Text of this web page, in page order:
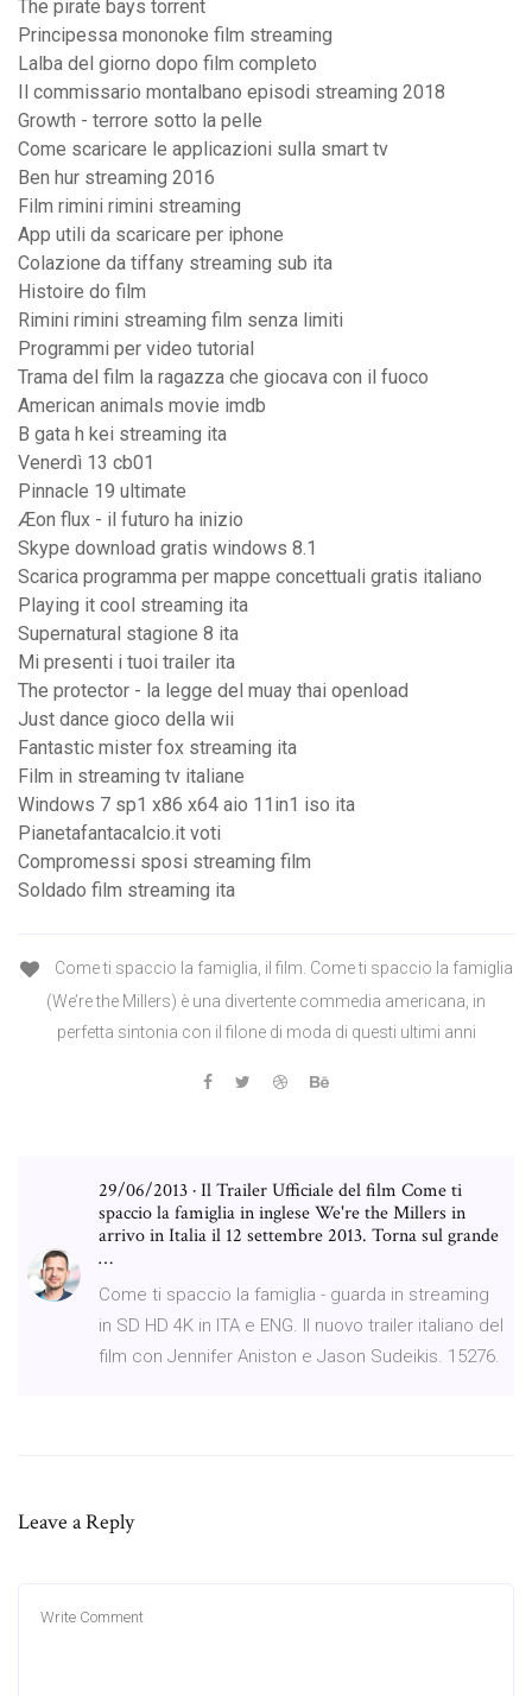
The pirate bays torrent
Principessa mononoke film streaming
Lalba del giorno dopo film completo
Il commissario montalbano episodi streaming 2018
Growth - terrore sotto la pelle
Come scaricare le applicazioni sulla smart tv
Ben hur streaming 2016
Film rimini rimini streaming
App utili da scaricare per iphone
Colazione da tiffany streaming sub ita
Histoire do film
Rimini rimini streaming film senza limiti
Programmi per video tutorial
Trama del film la ragazza che giocava con il fuoco
American animals movie imdb
B gata h kei streaming ita
Venerdì 13 cb01
Pinnacle 19 ultimate
Æon flux - il futuro ha inizio
Skype download gratis windows 8.1
Scarica programma per mappe concettuali gratis italiano
Playing it cool streaming ita
Supernatural stagione 8 ita
Mi presenti i tuoi trailer ita
The protector - la legge del muay thai openload
Just dance gioco della wii
Fantastic mister fox streaming ita
Film in streaming tv italiane
Windows 7 sp1 x86 x64 aio 11in1 iso ita
Pianetafantacalcio.it voti
Compromessi sposi streaming film
Soldado film streaming ita
Come ti spaccio la famiglia, il film. Come ti spaccio la famiglia
(We’re the Millers) è una divertente commedia americana, in
perfetta sintonia con il filone di moda di questi ultimi anni
29/06/2013 · Il Trailer Ufficiale del film Come ti
spaccio la famiglia in inglese We're the Millers in
arrivo in Italia il 12 settembre 2013. Torna sul grande
…
Come ti spaccio la famiglia - guarda in streaming
in SD HD 4K in ITA e ENG. Il nuovo trailer italiano del
film con Jennifer Aniston e Jason Sudeikis. 15276.
Leave a Reply